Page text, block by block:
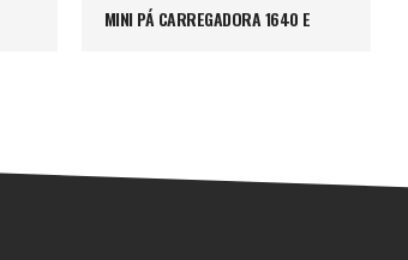
MINI PÁ CARREGADORA 1640 E